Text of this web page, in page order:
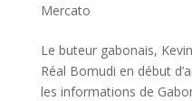
Mercato
Le buteur gabonais,
Réal Bomudi en début
les informations de